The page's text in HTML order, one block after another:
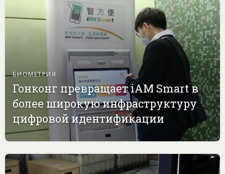
БИОМЕТРИЯ
Гонконг превращает iAM Smart в
более широкую инфраструктуру
цифровой идентификации